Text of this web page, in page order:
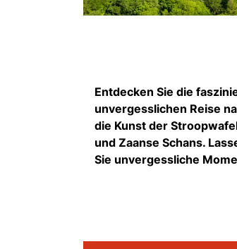
Entdecken Sie die
unvergesslichen Reise
die Kunst der
und Zaanse Schans.
Sie unvergessliche